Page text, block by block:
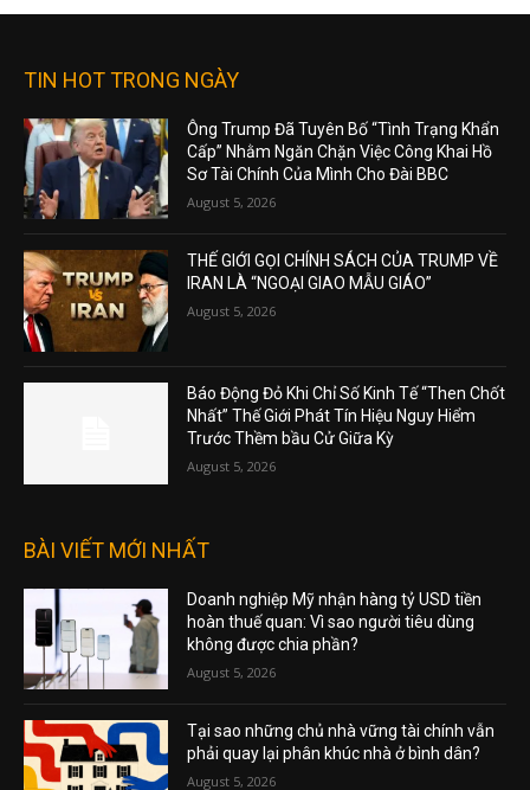
TIN HOT TRONG NGÀY
Ông Trump Đã Tuyên Bố “Tình Trạng Khẩn
Cấp” Nhằm Ngăn Chặn Việc Công Khai Hồ
Sơ Tài Chính Của Mình Cho Đài BBC
August 5, 2026
THẾ GIỚI GỌI CHÍNH SÁCH CỦA TRUMP VỀ
IRAN LÀ “NGOẠI GIAO MẪU GIÁO”
August 5, 2026
Báo Động Đỏ Khi Chỉ Số Kinh Tế “Then Chốt
Nhất” Thế Giới Phát Tín Hiệu Nguy Hiểm
Trước Thềm bầu Cử Giữa Kỳ
August 5, 2026
BÀI VIẾT MỚI NHẤT
Doanh nghiệp Mỹ nhận hàng tỷ USD tiền
hoàn thuế quan: Vì sao người tiêu dùng
không được chia phần?
August 5, 2026
Tại sao những chủ nhà vững tài chính vẫn
phải quay lại phân khúc nhà ở bình dân?
August 5, 2026